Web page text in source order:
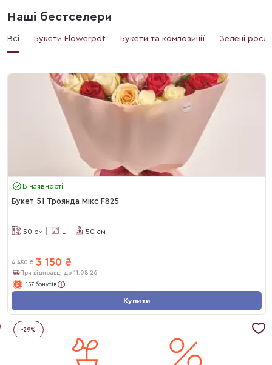
Наші бестселери
Всі Букети Flowerpot Букети та композиції Зелені
В наявності
Букет 51 Троянда Мікс F825
50 см L 50 см
4 450 ₴ 3 150 ₴
При відправці до 11.08.26
+157 бонусів
Купити
-29%